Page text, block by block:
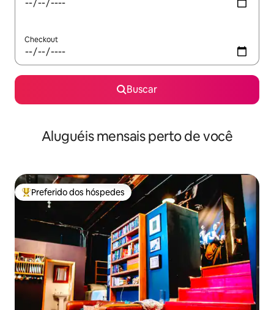
Checkout
Buscar
Aluguéis mensais perto de você
Entre os melhores preferidos dos hóspedes
Preferido dos hóspedes